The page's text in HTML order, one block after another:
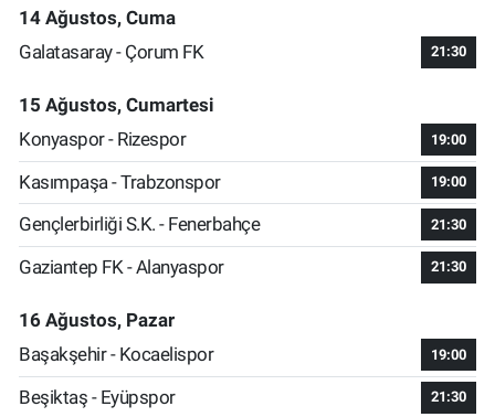
14 Ağustos, Cuma
Galatasaray - Çorum FK
21:30
15 Ağustos, Cumartesi
Konyaspor - Rizespor
19:00
Kasımpaşa - Trabzonspor 19:00
Gençlerbirliği S.K. - Fenerbahçe 21:30
Gaziantep FK - Alanyaspor 21:30
16 Ağustos, Pazar
Başakşehir - Kocaelispor
19:00
Beşiktaş - Eyüpspor 21:30